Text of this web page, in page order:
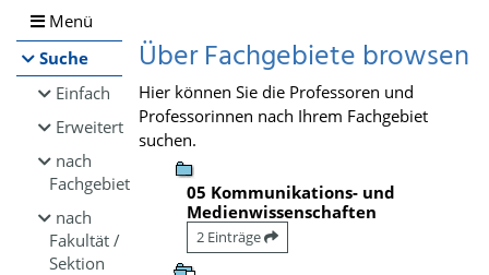
Menü
Suche
Einfach
Erweitert
nach
Fachgebiet
nach
Fakultät /
Sektion
Über Fachgebiete browsen
Hier können Sie die Professoren und
Professorinnen nach Ihrem Fachgebiet
suchen.
05 Kommunikations- und
Medienwissenschaften
2 Einträge